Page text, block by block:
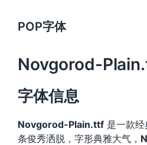
POP字体
Novgorod-
字体信息
Novgorod-Plain.ttf 是一款
条俊秀洒脱，字形典雅大气，